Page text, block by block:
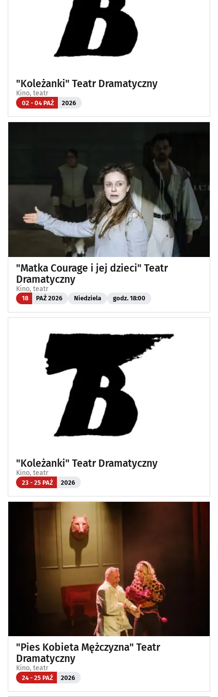
"Koleżanki" Teatr Dramatyczny
Kino, teatr
02 - 04 PAŹ 2026
"Matka Courage i jej dzieci" Teatr
Dramatyczny
Kino, teatr
18 PAŹ 2026 Niedziela godz. 18:00
"Koleżanki" Teatr Dramatyczny
Kino, teatr
23 - 25 PAŹ 2026
"Pies Kobieta Mężczyzna" Teatr
Dramatyczny
Kino, teatr
24 - 25 PAŹ 2026